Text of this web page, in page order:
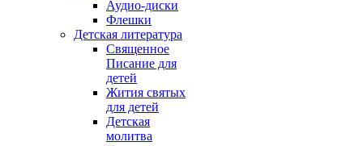
Аудио-диски
Флешки
Детская литература
Священное
Писание для
детей
Жития святых
для детей
Детская
молитва